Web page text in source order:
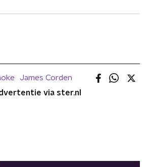
James Corden
via ster.nl